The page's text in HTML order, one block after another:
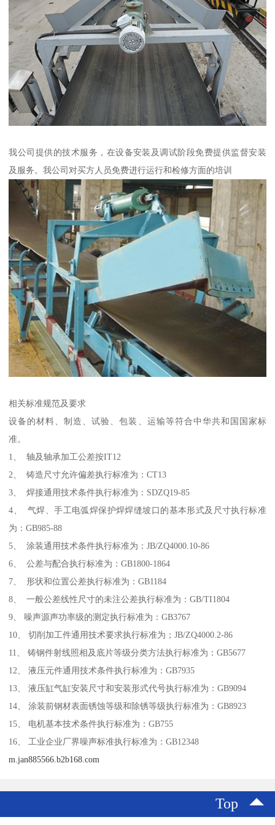
我公司提供的技术服务，在设备安装及调试阶段免费提供监督安装
及服务。我公司对买方人员免费进行运行和检修方面的培训
相关标准规范及要求
设备的材料、制造、试验、包装、运输等符合中华共和国国家标
准。
1、 轴及轴承加工公差按IT12
2、 铸造尺寸允许偏差执行标准为：CT13
3、 焊接通用技术条件执行标准为：SDZQ19-85
4、 气焊、手工电弧焊保护焊焊缝坡口的基本形式及尺寸执行标准
为：GB985-88
5、 涂装通用技术条件执行标准为：JB/ZQ4000.10-86
6、 公差与配合执行标准为：GB1800-1864
7、 形状和位置公差执行标准为：GB1184
8、 一般公差线性尺寸的未注公差执行标准为：GB/TI1804
9、 噪声源声功率级的测定执行标准为：GB3767
10、 切削加工件通用技术要求执行标准为；JB/ZQ4000.2-86
11、 铸钢件射线照相及底片等级分类方法执行标准为：GB5677
12、 液压元件通用技术条件执行标准为：GB7935
13、 液压缸气缸安装尺寸和安装形式代号执行标准为：GB9094
14、 涂装前钢材表面锈蚀等级和除锈等级执行标准为：GB8923
15、 电机基本技术条件执行标准为：GB755
16、 工业企业厂界噪声标准执行标准为：GB12348
m.jan885566.b2b168.com
Top